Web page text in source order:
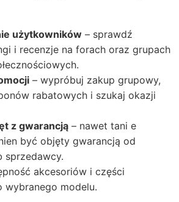
użytkowników – sprawdź
i recenzje na forach oraz grupach
– wypróbuj zakup grupowy,
rabatowych i szukaj okazji
z gwarancją – nawet tani e
być objęty gwarancją od
sprzedawcy.
akcesoriów i części
wybranego modelu.